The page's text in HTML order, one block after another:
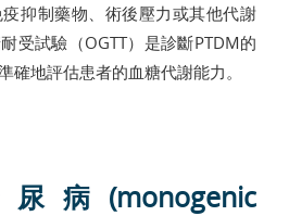
抑制藥物、術後壓力或其他代謝
受試驗（OGTT）是診斷PTDM的
確地評估患者的血糖代謝能力。
病(monogenic